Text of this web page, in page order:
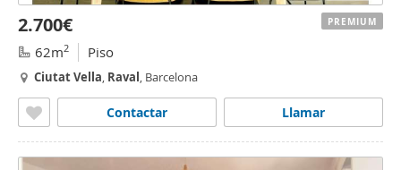
2.700€
62m2 Piso
CiutatVella, Raval, Barcelona
Llamar
Contactar
PREMIUM